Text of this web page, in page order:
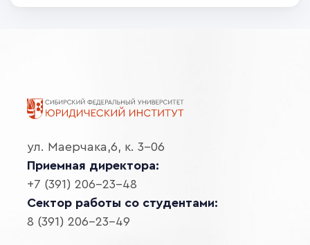
ул. Маерчака,6, к. 3-06
Приемная директора:
+7 (391) 206-23-48
Сектор работы со студентами:
8 (391) 206-23-49